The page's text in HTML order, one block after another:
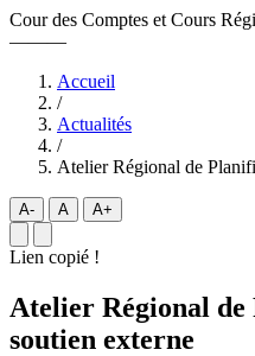
Cour des Comptes et Cours
———
Accueil
/
Actualités
/
Atelier Régional de
A- A A+
Lien copié !
Atelier Régional
soutien externe